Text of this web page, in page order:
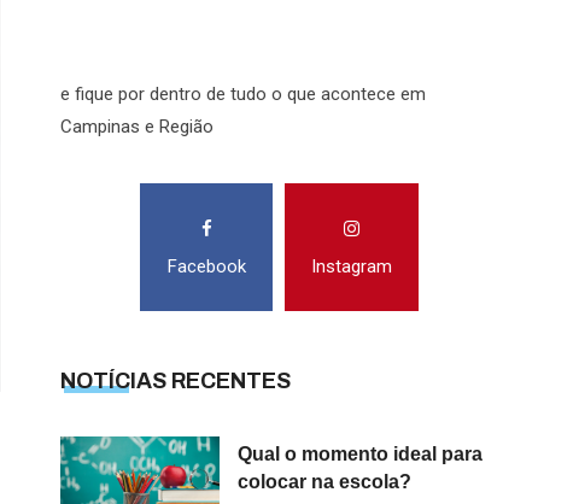
e fique por dentro de tudo o que acontece em
Campinas e Região
Facebook Instagram
NOTÍCIAS RECENTES
Qual o momento ideal para
colocar na escola?